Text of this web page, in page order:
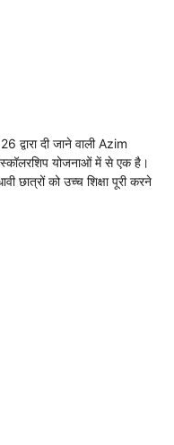
दी जाने वाली Azim
योजनाओं में से एक है।
छात्रों को उच्च शिक्षा पूरी करने